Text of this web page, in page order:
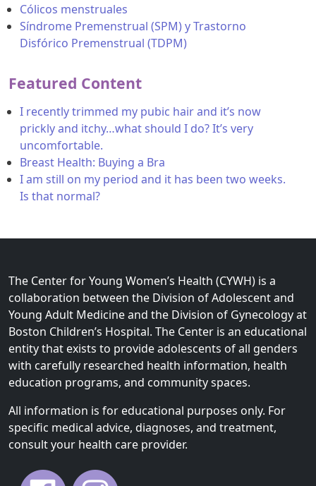
Cólicos menstruales
Síndrome Premenstrual (SPM) y Trastorno
Disfórico Premenstrual (TDPM)
Featured Content
I recently trimmed my pubic hair and it’s now
prickly and itchy…what should I do? It’s very
uncomfortable.
Breast Health: Buying a Bra
I am still on my period and it has been two weeks.
Is that normal?
The Center for Young Women’s Health (CYWH) is a
collaboration between the Division of Adolescent and
Young Adult Medicine and the Division of Gynecology at
Boston Children’s Hospital. The Center is an educational
entity that exists to provide adolescents of all genders
with carefully researched health information, health
education programs, and community spaces.
All information is for educational purposes only. For
specific medical advice, diagnoses, and treatment,
consult your health care provider.